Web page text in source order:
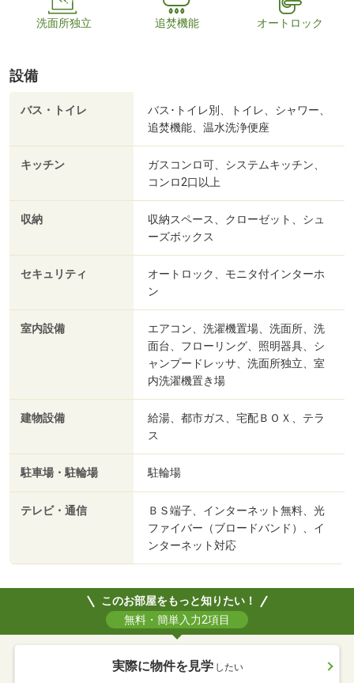
洗面所独立 追焚機能 オートロック
設備
バス・トイレ
バス･トイレ別、トイレ、シャワー、
追焚機能、温水洗浄便座
キッチン
ガスコンロ可、システムキッチン、
コンロ2口以上
収納
収納スペース、クローゼット、シュ
ーズボックス
セキュリティ
オートロック、モニタ付インターホ
ン
室内設備
エアコン、洗濯機置場、洗面所、洗
面台、フローリング、照明器具、シ
ャンプードレッサ、洗面所独立、室
内洗濯機置き場
建物設備
給湯、都市ガス、宅配ＢＯＸ、テラ
ス
駐車場・駐輪場 駐輪場
テレビ・通信
ＢＳ端子、インターネット無料、光
ファイバー（ブロードバンド）、イ
ンターネット対応
このお部屋をもっと知りたい！
無料・簡単入力2項目
実際に物件を見学 したい